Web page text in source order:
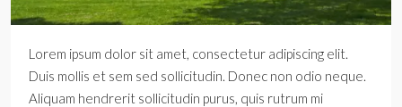
Lorem ipsum dolor sit amet, consectetur adipiscing elit.
Duis mollis et sem sed sollicitudin. Donec non odio neque.
Aliquam hendrerit sollicitudin purus, quis rutrum mi